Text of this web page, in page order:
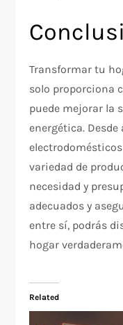
Transformar tu
solo proporciona
puede mejorar la
energética.
variedad de
necesidad y
adecuados y
entre sí, podrás
hogar
Related